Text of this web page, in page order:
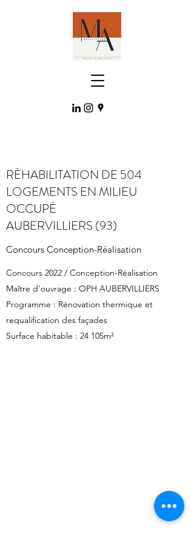
RÉHABILITATION DE 504
LOGEMENTS EN MILIEU
OCCUPÉ
AUBERVILLIERS (93)
Concours Conception-Réalisation
Concours 2022 / Conception-Réalisation
Maître d'ouvrage : OPH AUBERVILLIERS
Programme : Rénovation thermique et
requalification des façades
Surface habitable : 24 105m²